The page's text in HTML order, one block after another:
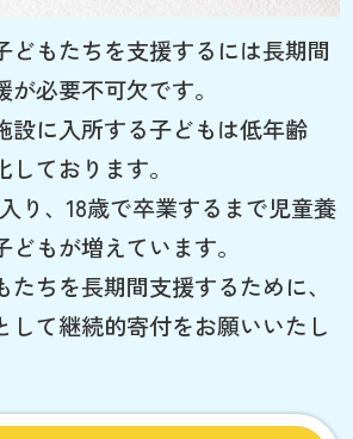
どもたちを支援するには長期間
必要不可欠です。
設に入所する子どもは低年齢
ております。
り、18歳で卒業するまで児童養
もが増えています。
ちを長期間支援するために、
して継続的寄付をお願いいたし